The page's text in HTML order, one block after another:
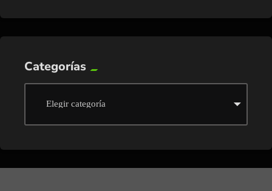
Categorías